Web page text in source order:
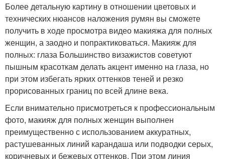
Более детальную картину в отношении цветовых и
технических нюансов наложения румян вы сможете
получить в ходе просмотра видео макияжа для полных
женщин, а заодно и попрактиковаться. Макияж для
полных: глаза Большинство визажистов советуют
пышным красоткам делать акцент именно на глаза, но
при этом избегать ярких оттенков теней и резко
прорисованных границ по всей длине века.
Если внимательно присмотреться к профессиональным
фото, макияж для полных женщин выполнен
преимущественно с использованием аккуратных,
растушеванных линий карандаша или подводки серых,
коричневых и бежевых оттенков. При этом линия